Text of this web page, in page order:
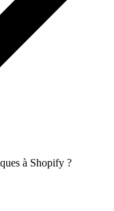
à Shopify ?